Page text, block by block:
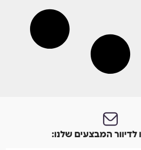
לדיוור המבצעים שלנו: